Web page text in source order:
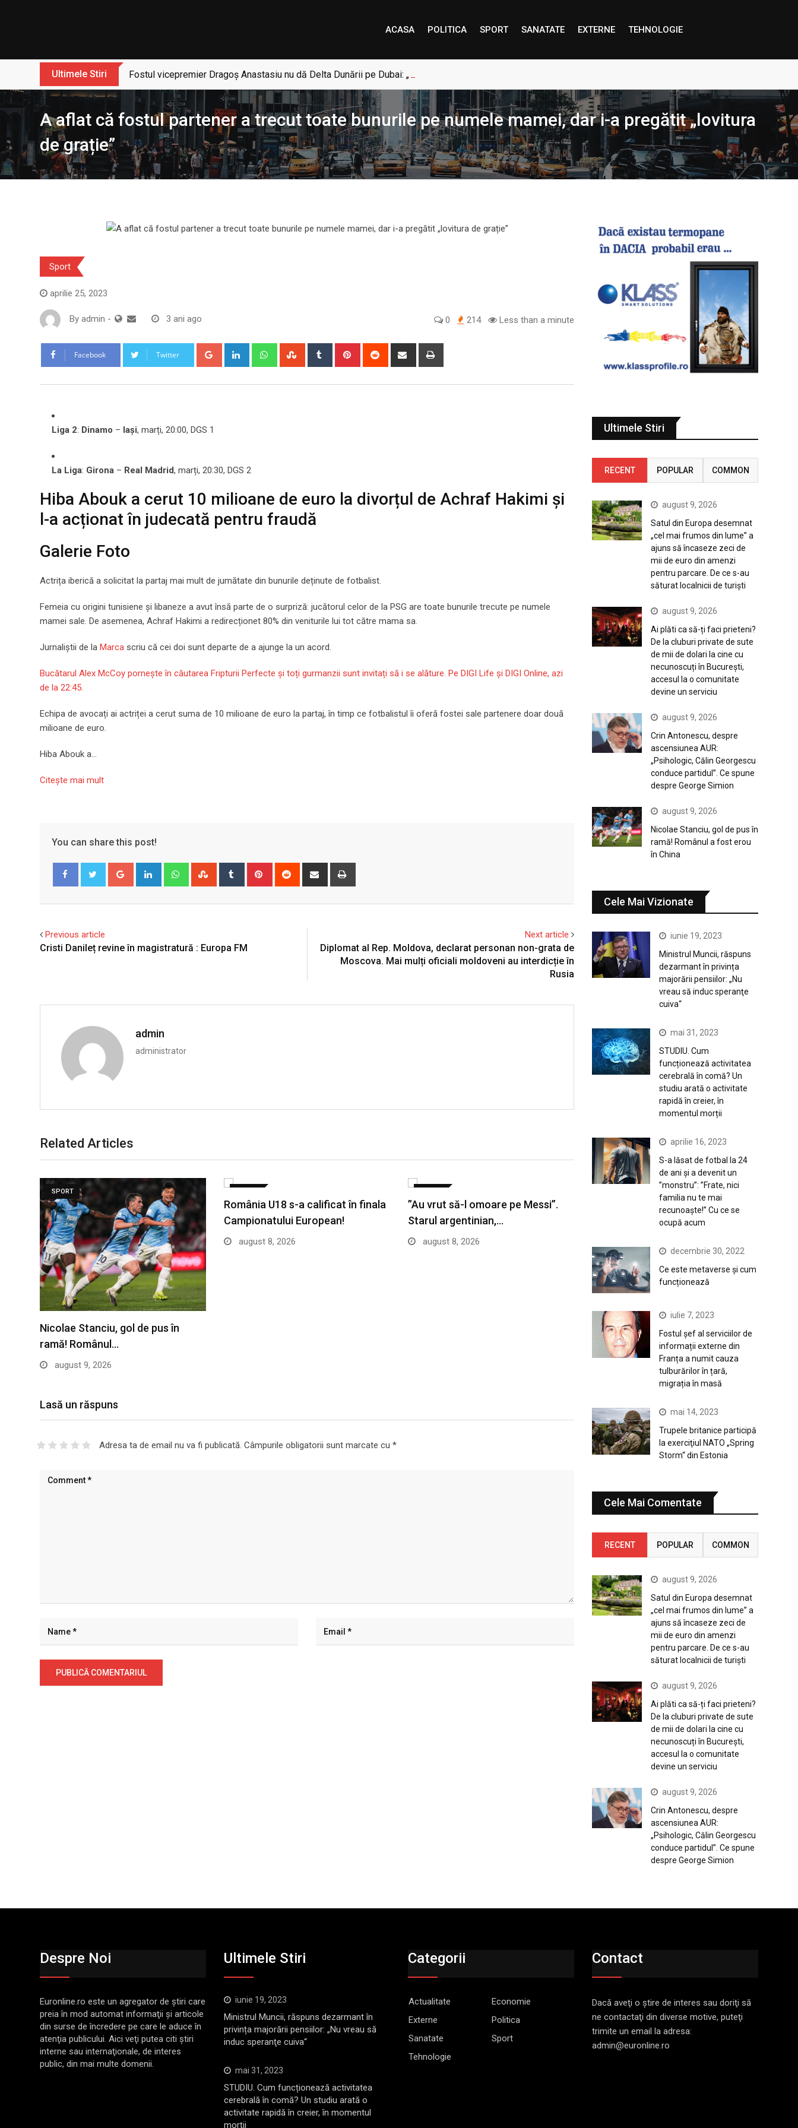
ACASA POLITICA SPORT SANATATE EXTERNE TEHNOLOGIE
Ultimele Stiri Fostul vicepremier Dragoș Anastasiu nu dă Delta Dunării pe Dubai: „Uneori, Paradisul este mai aproape decât credem”
A aflat că fostul partener a trecut toate bunurile pe numele mamei, dar i-a pregătit „lovitura
de grație”
Sport
aprilie 25, 2023
By admin - 3 ani ago 0 214 Less than a minute
Facebook Twitter Google+ LinkedIn WhatsappStumbleUpon
Tumblr Pinterest Reddit
Share
Liga 2: Dinamo – Iași, marți, 20:00, DGS 1
La Liga: Girona – Real Madrid, marți, 20:30, DGS 2
Hiba Abouk a cerut 10 milioane de euro la divorțul de Achraf Hakimi și
l-a acționat în judecată pentru fraudă
Galerie Foto
Actrița iberică a solicitat la partaj mai mult de jumătate din bunurile deținute de fotbalist.
Femeia cu origini tunisiene și libaneze a avut însă parte de o surpriză: jucătorul celor de la PSG are toate bunurile trecute pe numele
mamei sale. De asemenea, Achraf Hakimi a redirecționet 80% din veniturile lui tot către mama sa.
Jurnaliștii de la Marca scriu că cei doi sunt departe de a ajunge la un acord.
Bucătarul Alex McCoy pornește în căutarea Fripturii Perfecte și toți gurmanzii sunt invitați să i se alăture. Pe DIGI Life și DIGI Online, azi
de la 22:45.
Echipa de avocați ai actriței a cerut suma de 10 milioane de euro la partaj, în timp ce fotbalistul îi oferă fostei sale partenere doar două
milioane de euro.
Hiba Abouk a…
Citeşte mai mult
You can share this post!
Google+ LinkedIn WhatsappStumbleUpon
Tumblr Pinterest Reddit
Share
Previous article
Cristi Danileț revine în magistratură : Europa FM
Next article
Diplomat al Rep. Moldova, declarat personan non-grata de
Moscova. Mai mulți oficiali moldoveni au interdicție în
Rusia
admin
administrator
Related Articles
SPORT
Nicolae Stanciu, gol de pus în
ramă! Românul…
august 9, 2026
România U18 s-a calificat în finala
Campionatului European!
august 8, 2026
”Au vrut să-l omoare pe Messi”.
Starul argentinian,…
august 8, 2026
Lasă un răspuns
Adresa ta de email nu va fi publicată. Câmpurile obligatorii sunt marcate cu *
Ultimele Stiri
RECENT POPULAR COMMON
august 9, 2026
Satul din Europa desemnat
„cel mai frumos din lume” a
ajuns să încaseze zeci de
mii de euro din amenzi
pentru parcare. De ce s-au
săturat localnicii de turiști
august 9, 2026
Ai plăti ca să-ți faci prieteni?
De la cluburi private de sute
de mii de dolari la cine cu
necunoscuți în București,
accesul la o comunitate
devine un serviciu
august 9, 2026
Crin Antonescu, despre
ascensiunea AUR:
„Psihologic, Călin Georgescu
conduce partidul”. Ce spune
despre George Simion
august 9, 2026
Nicolae Stanciu, gol de pus în
ramă! Românul a fost erou
în China
Cele Mai Vizionate
iunie 19, 2023
Ministrul Muncii, răspuns
dezarmant în privința
majorării pensiilor: „Nu
vreau să induc speranţe
cuiva“
mai 31, 2023
STUDIU. Cum
funcționează activitatea
cerebrală în comă? Un
studiu arată o activitate
rapidă în creier, în
momentul morții
aprilie 16, 2023
S-a lăsat de fotbal la 24
de ani și a devenit un
”monstru”: ”Frate, nici
familia nu te mai
recunoaște!” Cu ce se
ocupă acum
decembrie 30, 2022
Ce este metaverse și cum
funcționează
iulie 7, 2023
Fostul șef al serviciilor de
informații externe din
Franța a numit cauza
tulburărilor în țară,
migrația în masă
mai 14, 2023
Trupele britanice participă
la exerciţiul NATO „Spring
Storm“ din Estonia
Cele Mai Comentate
RECENT POPULAR COMMON
august 9, 2026
Satul din Europa desemnat
„cel mai frumos din lume” a
ajuns să încaseze zeci de
mii de euro din amenzi
pentru parcare. De ce s-au
săturat localnicii de turiști
august 9, 2026
Ai plăti ca să-ți faci prieteni?
De la cluburi private de sute
de mii de dolari la cine cu
necunoscuți în București,
accesul la o comunitate
devine un serviciu
august 9, 2026
Crin Antonescu, despre
ascensiunea AUR:
„Psihologic, Călin Georgescu
conduce partidul”. Ce spune
despre George Simion
Despre Noi
Euronline.ro este un agregator de ştiri care
preia în mod automat informaţii şi articole
din surse de încredere pe care le aduce în
atenţia publicului. Aici veţi putea citi ştiri
interne sau internaţionale, de interes
public, din mai multe domenii.
Ultimele Stiri
iunie 19, 2023
Ministrul Muncii, răspuns dezarmant în
privința majorării pensiilor: „Nu vreau să
induc speranţe cuiva“
mai 31, 2023
STUDIU. Cum funcționează activitatea
cerebrală în comă? Un studiu arată o
activitate rapidă în creier, în momentul
morții
Categorii
Actualitate
Economie
Externe
Politica
Sanatate
Sport
Tehnologie
Contact
Dacă aveţi o ştire de interes sau doriţi să
ne contactaţi din diverse motive, puteţi
trimite un email la adresa:
admin@euronline.ro